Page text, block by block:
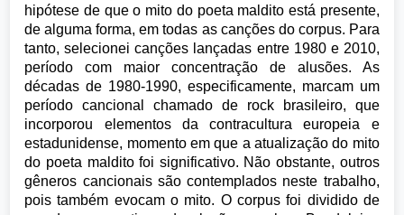
hipótese de que o mito do poeta maldito está presente,
de alguma forma, em todas as canções do corpus. Para
tanto, selecionei canções lançadas entre 1980 e 2010,
período com maior concentração de alusões. As
décadas de 1980-1990, especificamente, marcam um
período cancional chamado de rock brasileiro, que
incorporou elementos da contracultura europeia e
estadunidense, momento em que a atualização do mito
do poeta maldito foi significativo. Não obstante, outros
gêneros cancionais são contemplados neste trabalho,
pois também evocam o mito. O corpus foi dividido de